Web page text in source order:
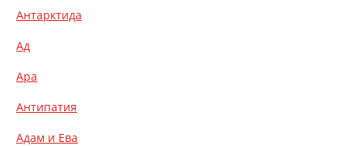
Антарктида
Ад
Ара
Антипатия
Адам и Ева